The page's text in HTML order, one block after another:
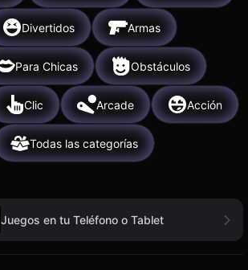
Divertidos Armas
Para Chicas Obstáculos
Clic Arcade Acción
Todas las categorías
Juegos en tu Teléfono o Tablet